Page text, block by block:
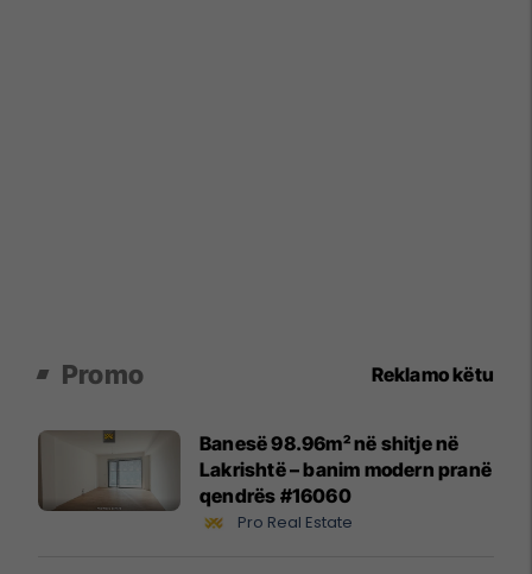
Promo Reklamo këtu
Banesë 98.96m² në shitje në
Lakrishtë – banim modern pranë
qendrës #16060
Pro Real Estate